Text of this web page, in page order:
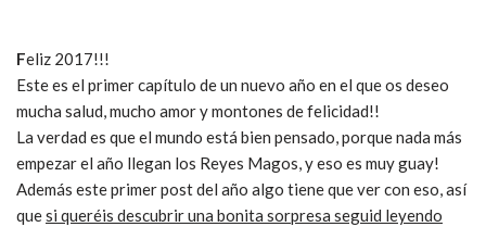
Feliz 2017!!!
Este es el primer capítulo de un nuevo año en el que os deseo
mucha salud, mucho amor y montones de felicidad!!
La verdad es que el mundo está bien pensado, porque nada más
empezar el año llegan los Reyes Magos, y eso es muy guay!
Además este primer post del año algo tiene que ver con eso, así
quesi queréis descubrir una bonita sorpresa seguid leyendo